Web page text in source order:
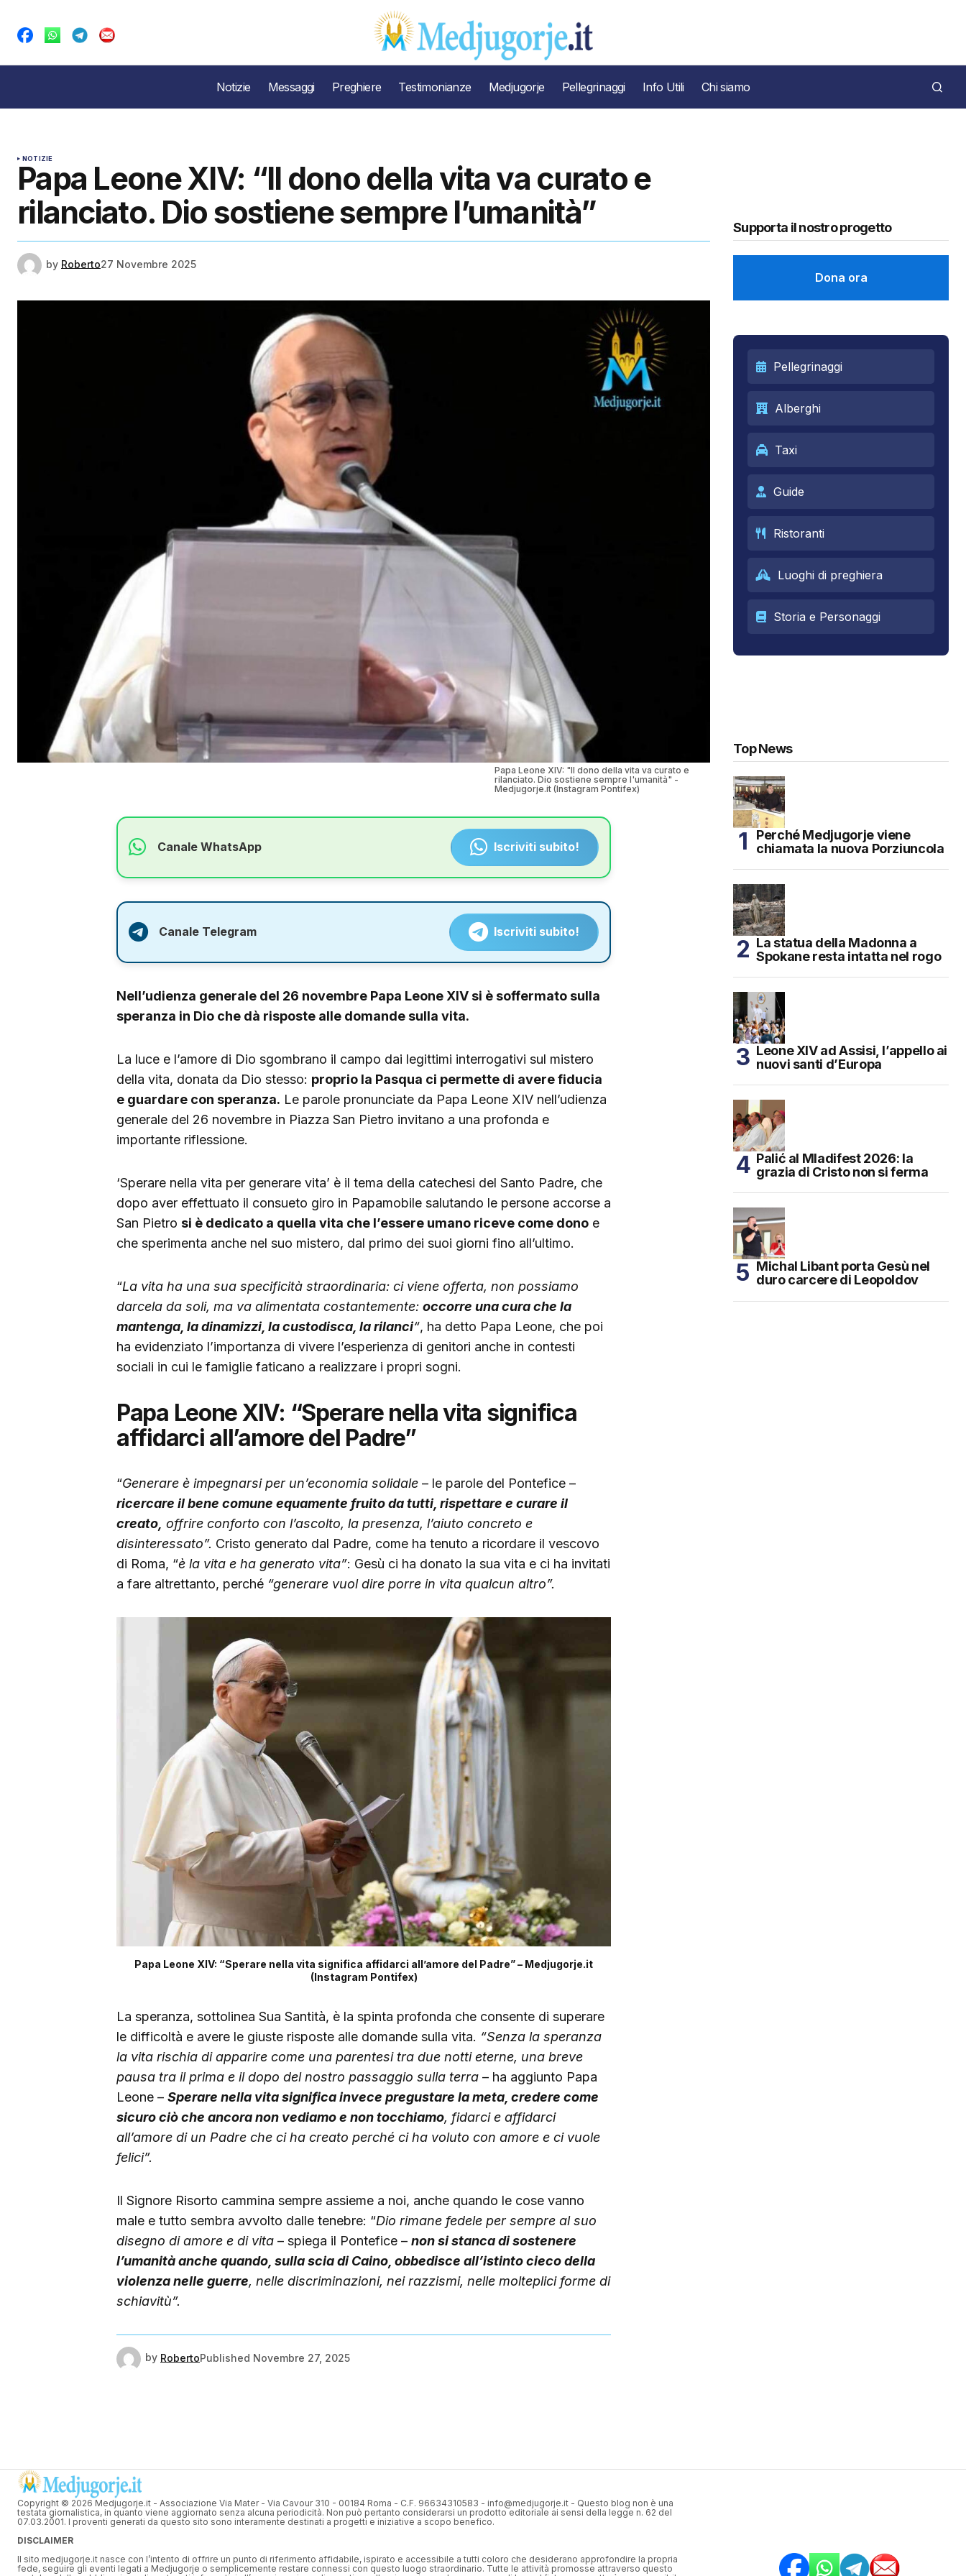
Notizie Messaggi Preghiere Testimonianze Medjugorje Pellegrinaggi Info Utili Chi siamo
NOTIZIE
Papa Leone XIV: “Il dono della vita va curato e
rilanciato. Dio sostiene sempre l’umanità”
by Roberto27 Novembre 2025
Papa Leone XIV: "Il dono della vita va curato e
rilanciato. Dio sostiene sempre l'umanità" -
Medjugorje.it (Instagram Pontifex)
Canale WhatsApp Iscriviti subito!
Canale Telegram Iscriviti subito!
Nell’udienza generale del 26 novembre Papa Leone XIV si è soffermato sulla
speranza in Dio che dà risposte alle domande sulla vita.
La luce e l’amore di Dio sgombrano il campo dai legittimi interrogativi sul mistero
della vita, donata da Dio stesso: proprio la Pasqua ci permette di avere fiducia
e guardare con speranza. Le parole pronunciate da Papa Leone XIV nell’udienza
generale del 26 novembre in Piazza San Pietro invitano a una profonda e
importante riflessione.
‘Sperare nella vita per generare vita’ è il tema della catechesi del Santo Padre, che
dopo aver effettuato il consueto giro in Papamobile salutando le persone accorse a
San Pietro si è dedicato a quella vita che l’essere umano riceve come dono e
che sperimenta anche nel suo mistero, dal primo dei suoi giorni fino all’ultimo.
“La vita ha una sua specificità straordinaria: ci viene offerta, non possiamo
darcela da soli, ma va alimentata costantemente: occorre una cura che la
mantenga, la dinamizzi, la custodisca, la rilanci“, ha detto Papa Leone, che poi
ha evidenziato l’importanza di vivere l’esperienza di genitori anche in contesti
sociali in cui le famiglie faticano a realizzare i propri sogni.
Papa Leone XIV: “Sperare nella vita significa
affidarci all’amore del Padre”
“Generare è impegnarsi per un’economia solidale – le parole del Pontefice –
ricercare il bene comune equamente fruito da tutti, rispettare e curare il
creato, offrire conforto con l’ascolto, la presenza, l’aiuto concreto e
disinteressato”. Cristo generato dal Padre, come ha tenuto a ricordare il vescovo
di Roma, “è la vita e ha generato vita”: Gesù ci ha donato la sua vita e ci ha invitati
a fare altrettanto, perché “generare vuol dire porre in vita qualcun altro”.
Papa Leone XIV: “Sperare nella vita significa affidarci all’amore del Padre” – Medjugorje.it
(Instagram Pontifex)
La speranza, sottolinea Sua Santità, è la spinta profonda che consente di superare
le difficoltà e avere le giuste risposte alle domande sulla vita. “Senza la speranza
la vita rischia di apparire come una parentesi tra due notti eterne, una breve
pausa tra il prima e il dopo del nostro passaggio sulla terra – ha aggiunto Papa
Leone – Sperare nella vita significa invece pregustare la meta, credere come
sicuro ciò che ancora non vediamo e non tocchiamo, fidarci e affidarci
all’amore di un Padre che ci ha creato perché ci ha voluto con amore e ci vuole
felici”.
Il Signore Risorto cammina sempre assieme a noi, anche quando le cose vanno
male e tutto sembra avvolto dalle tenebre: “Dio rimane fedele per sempre al suo
disegno di amore e di vita – spiega il Pontefice – non si stanca di sostenere
l’umanità anche quando, sulla scia di Caino, obbedisce all’istinto cieco della
violenza nelle guerre, nelle discriminazioni, nei razzismi, nelle molteplici forme di
schiavitù”.
by RobertoPublished Novembre 27, 2025
Supporta il nostro progetto
Dona ora
Pellegrinaggi
Alberghi
Taxi
Guide
Ristoranti
Luoghi di preghiera
Storia e Personaggi
Top News
Perché Medjugorje viene
chiamata la nuova Porziuncola
La statua della Madonna a
Spokane resta intatta nel rogo
Leone XIV ad Assisi, l’appello ai
nuovi santi d’Europa
Palić al Mladifest 2026: la
grazia di Cristo non si ferma
Michal Libant porta Gesù nel
duro carcere di Leopoldov
Copyright © 2026 Medjugorje.it - Associazione Via Mater - Via Cavour 310 - 00184 Roma - C.F. 96634310583 - info@medjugorje.it - Questo blog non è una
testata giornalistica, in quanto viene aggiornato senza alcuna periodicità. Non può pertanto considerarsi un prodotto editoriale ai sensi della legge n. 62 del
07.03.2001. I proventi generati da questo sito sono interamente destinati a progetti e iniziative a scopo benefico.
DISCLAIMER
Il sito medjugorje.it nasce con l’intento di offrire un punto di riferimento affidabile, ispirato e accessibile a tutti coloro che desiderano approfondire la propria
fede, seguire gli eventi legati a Medjugorje o semplicemente restare connessi con questo luogo straordinario. Tutte le attività promosse attraverso questo